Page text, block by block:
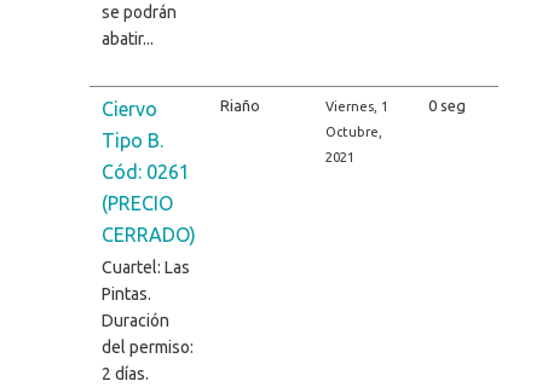
se podrán
abatir...
Ciervo
Tipo B.
Cód: 0261
(PRECIO
CERRADO)
Cuartel: Las
Pintas.
Duración
del permiso:
2 días.
Riaño
Viernes, 1
Octubre,
2021
0 seg